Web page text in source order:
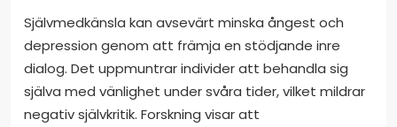
Självmedkänsla kan avsevärt minska ångest och
depression genom att främja en stödjande inre
dialog. Det uppmuntrar individer att behandla sig
själva med vänlighet under svåra tider, vilket mildrar
negativ självkritik. Forskning visar att